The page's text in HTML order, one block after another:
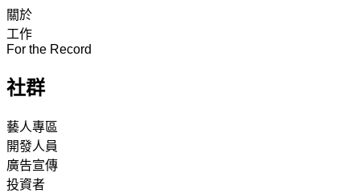
關於
工作
For the Record
社群
藝人專區
開發人員
廣告宣傳
投資者